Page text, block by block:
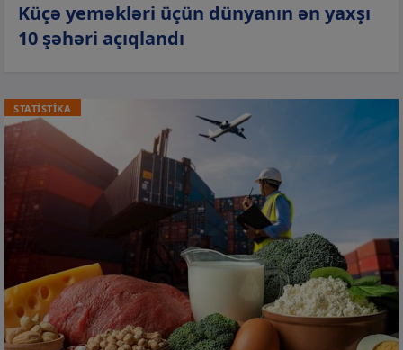
Küçə yeməkləri üçün dünyanın ən yaxşı
10 şəhəri açıqlandı
STATİSTİKA